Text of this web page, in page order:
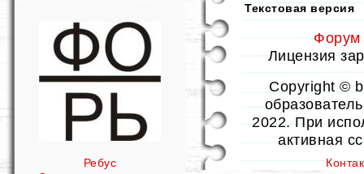
Ребус
Текстовая версия
Форум
Лицензия
Copyright ©
2022. При
активная